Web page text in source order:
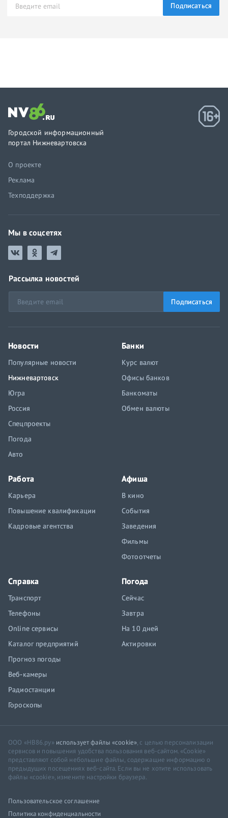
Подписаться
Городской информационный
портал Нижневартовска
О проекте
Реклама
Техподдержка
Мы в соцсетях
Рассылка новостей
Подписаться
Новости
Популярные новости
Нижневартовск
Югра
Россия
Спецпроекты
Погода
Авто
Банки
Курс валют
Офисы банков
Банкоматы
Обмен валюты
Работа
Карьера
Повышение квалификации
Кадровые агентства
Афиша
В кино
События
Заведения
Фильмы
Фотоотчеты
Справка
Транспорт
Телефоны
Online сервисы
Каталог предприятий
Прогноз погоды
Веб-камеры
Радиостанции
Гороскопы
Погода
Сейчас
Завтра
На 10 дней
Актировки
ООО «НВ86.ру» использует файлы «cookie», с целью персонализации
сервисов и повышения удобства пользования веб-сайтом. «Cookie»
представляют собой небольшие файлы, содержащие информацию о
предыдущих посещениях веб-сайта. Если вы не хотите использовать
файлы «cookie», измените настройки браузера.
Пользовательское соглашение
Политика конфиденциальности